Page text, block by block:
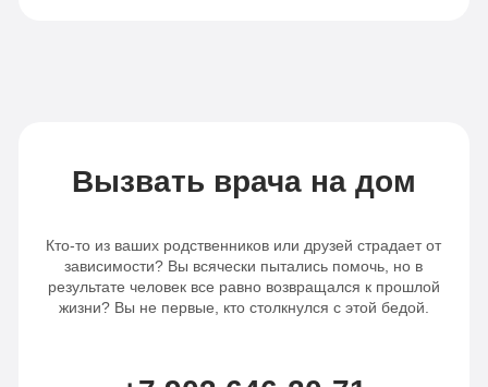
Вызвать врача на дом
Кто-то из ваших родственников или друзей страдает от
зависимости? Вы всячески пытались помочь, но в
результате человек все равно возвращался к прошлой
жизни? Вы не первые, кто столкнулся с этой бедой.